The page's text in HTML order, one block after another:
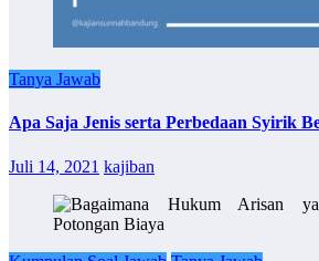
Tanya Jawab
Apa Saja Jenis serta Perbedaan Syirik
Juli 14, 2021 kajiban